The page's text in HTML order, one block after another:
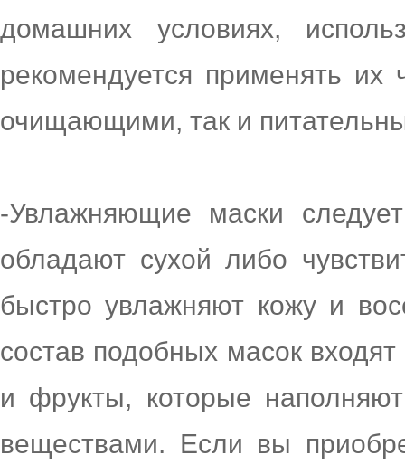
домашних условиях,
рекомендуется применять их
очищающими, так и
-Увлажняющие маски
обладают сухой либо
быстро увлажняют кожу и
состав подобных масок
и фрукты, которые
веществами. Если вы